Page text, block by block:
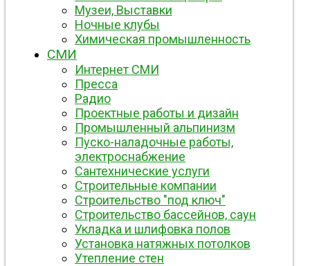
Музеи, Выставки
Ночные клубы
Химическая промышленность
СМИ
Интернет СМИ
Пресса
Радио
Проектные работы и дизайн
Промышленный альпинизм
Пуско-наладочные работы,
электроснабжение
Сантехнические услуги
Строительные компании
Строительство "под ключ"
Строительство бассейнов, саун
Укладка и шлифовка полов
Установка натяжных потолков
Утепление стен